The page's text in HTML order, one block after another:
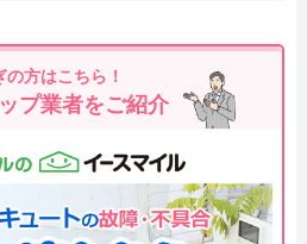
の方はこちら！
プ業者をご紹介